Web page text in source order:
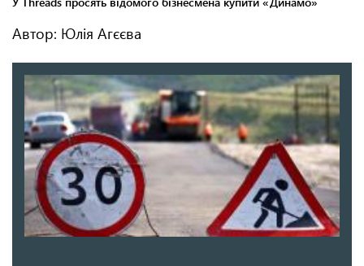
Автор: Юлія Агєєва